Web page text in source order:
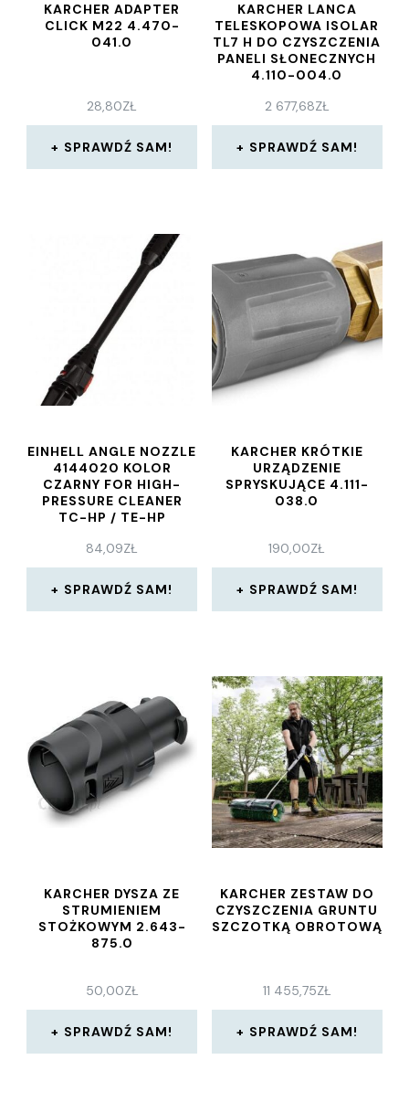
KARCHER ADAPTER
CLICK M22 4.470-
041.0
28,80ZŁ
SPRAWDŹ SAM!
KARCHER LANCA
TELESKOPOWA ISOLAR
TL7 H DO CZYSZCZENIA
PANELI SŁONECZNYCH
4.110-004.0
2 677,68ZŁ
SPRAWDŹ SAM!
EINHELL ANGLE NOZZLE
4144020 KOLOR
CZARNY FOR HIGH-
PRESSURE CLEANER
TC-HP / TE-HP
84,09ZŁ
SPRAWDŹ SAM!
KARCHER KRÓTKIE
URZĄDZENIE
SPRYSKUJĄCE 4.111-
038.0
190,00ZŁ
SPRAWDŹ SAM!
KARCHER DYSZA ZE
STRUMIENIEM
STOŻKOWYM 2.643-
875.0
50,00ZŁ
SPRAWDŹ SAM!
KARCHER ZESTAW DO
CZYSZCZENIA GRUNTU
SZCZOTKĄ OBROTOWĄ
11 455,75ZŁ
SPRAWDŹ SAM!